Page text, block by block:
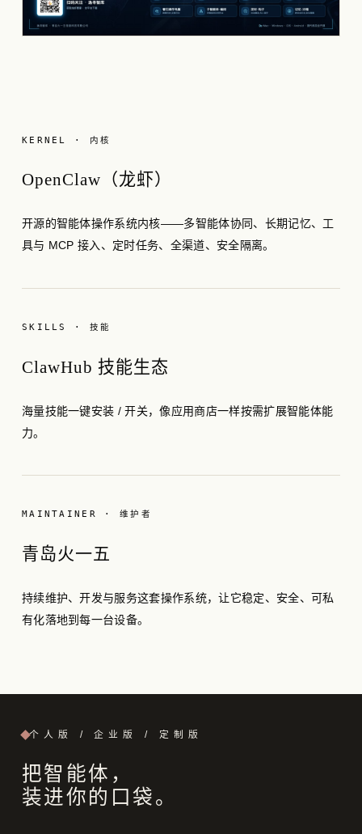
KERNEL · 内核
OpenClaw（龙虾）
开源的智能体操作系统内核——多智能体协同、长期记忆、工
具与 MCP 接入、定时任务、全渠道、安全隔离。
SKILLS · 技能
ClawHub 技能生态
海量技能一键安装 / 开关，像应用商店一样按需扩展智能体能
力。
MAINTAINER · 维护者
青岛火一五
持续维护、开发与服务这套操作系统，让它稳定、安全、可私
有化落地到每一台设备。
个人版 / 企业版 / 定制版
把智能体，
装进你的口袋。